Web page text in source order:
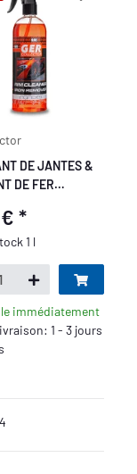
DE JANTES &
DE FER
*
1 l
immédiatement
1 - 3 jours